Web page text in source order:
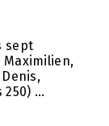
sept
Maximilien,
...